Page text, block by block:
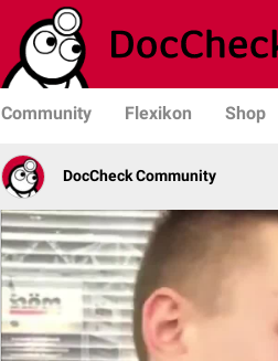
Community Flexikon Shop
DocCheck Community